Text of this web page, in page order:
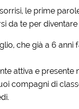
le prime
da te per
che già a 6 anni
attiva e presente
compagni di